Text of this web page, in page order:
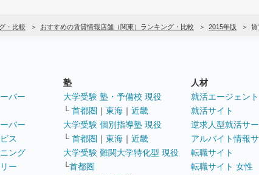
・比較 おすすめの賃貸情報店舗（関東）ランキング・比較 2015年版 賃
バー
バー
ス
ング
ー
塾
大学受験 塾・予備校 現役
└ 首都圏 ｜ 東海 ｜ 近畿
大学受験 個別指導塾 現役
└ 首都圏 ｜ 東海 ｜ 近畿
大学受験 難関大学特化型 現役
└首都圏
人材
就活エージェント
就活サイト
逆求人型就活サ
アルバイト情報
転職サイト
転職サイト 女性